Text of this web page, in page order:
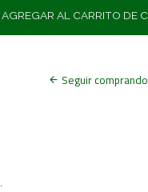
Seguir comprando